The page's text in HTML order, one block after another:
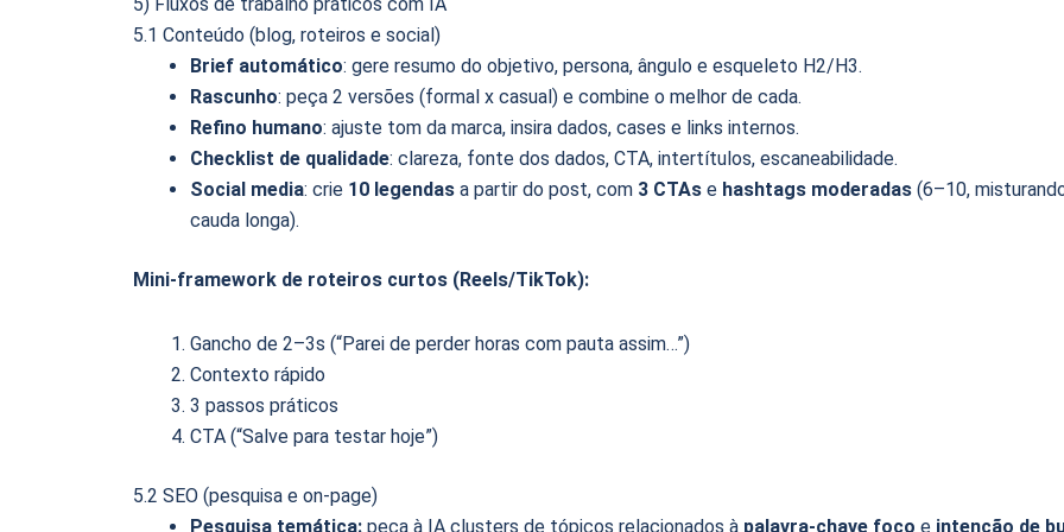
5.1 Conteúdo (blog, roteiros e social)
Brief automático: gere resumo do objetivo, persona, ângulo e esqueleto H2/H3.
Rascunho: peça 2 versões (formal x casual) e combine o melhor de cada.
Refino humano: ajuste tom da marca, insira dados, cases e links internos.
Checklist de qualidade: clareza, fonte dos dados, CTA, intertítulos, escaneabilidade.
Social media: crie 10 legendas a partir do post, com 3 CTAs e hashtags moderadas (6–10,
cauda longa).
Mini-framework de roteiros curtos (Reels/TikTok):
Gancho de 2–3s (“Parei de perder horas com pauta assim…”)
Contexto rápido
3 passos práticos
CTA (“Salve para testar hoje”)
5.2 SEO (pesquisa e on-page)
Pesquisa temática: peça à IA clusters de tópicos relacionados à palavra-chave foco e intenção de